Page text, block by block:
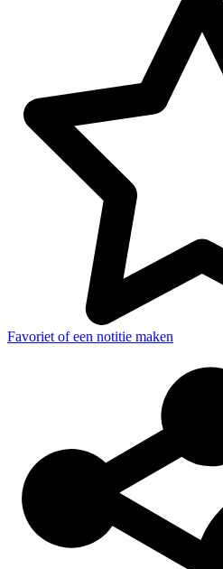
Favoriet of een notitie maken